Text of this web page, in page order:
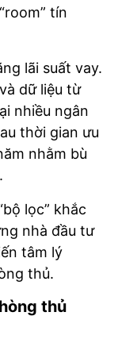
tín
lãi suất vay.
dữ liệu từ
nhiều ngân
thời gian ưu
nhằm bù
lọc” khắc
nhà đầu tư
tâm lý
thủ.
thủ